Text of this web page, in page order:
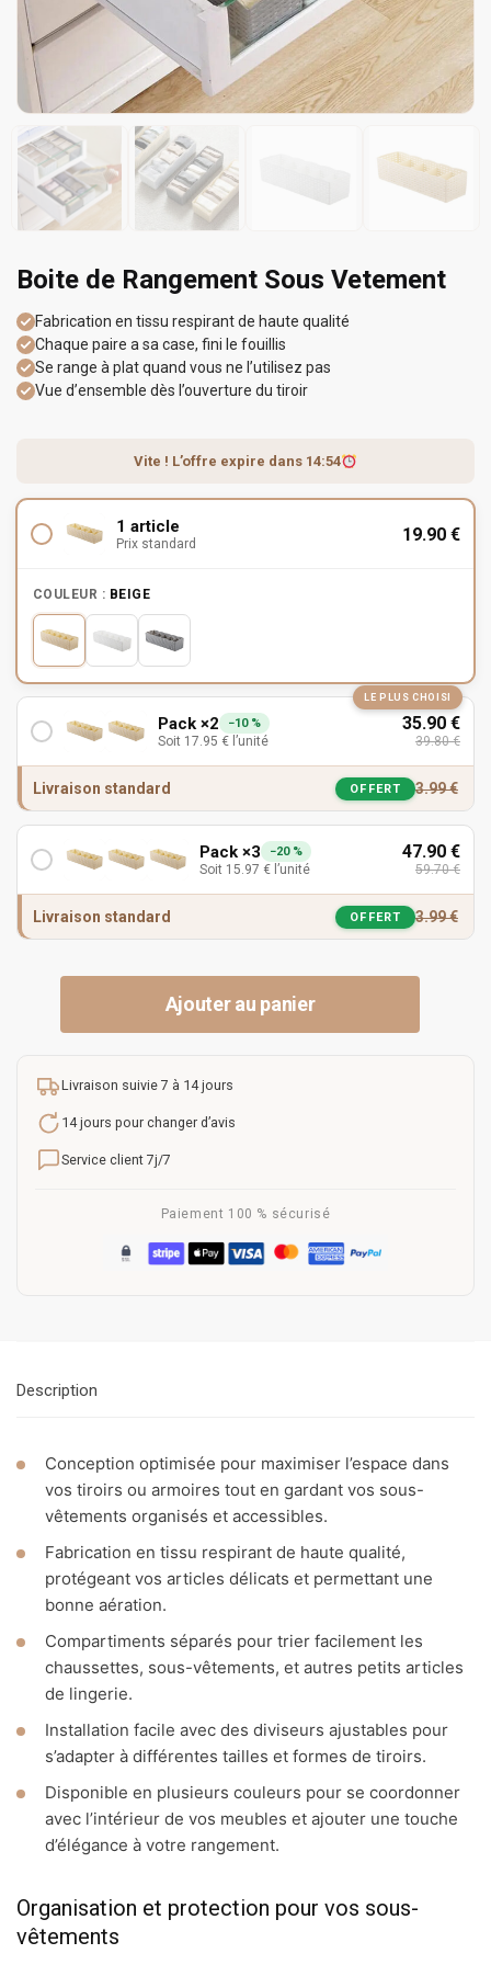
Boite de Rangement Sous Vetement
Fabrication en tissu respirant de haute qualité
Chaque paire a sa case, fini le fouillis
Se range à plat quand vous ne l’utilisez pas
Vue d’ensemble dès l’ouverture du tiroir
Vite ! L’offre expire dans 14:54
1 article
Prix standard 19.90 €
COULEUR : BEIGE
LE PLUS CHOISI
Pack ×2 −10 %
Soit 17.95 € l’unité
35.90 €
39.80€
Livraison standard OFFERT 3.99€
Pack ×3 −20 %
Soit 15.97 € l’unité
47.90 €
59.70€
Livraison standard OFFERT 3.99€
Ajouter au panier
Livraison suivie 7 à 14 jours
14 jours pour changer d’avis
Service client 7j/7
Paiement 100 % sécurisé
Description
Conception optimisée pour maximiser l’espace dans
vos tiroirs ou armoires tout en gardant vos sous-
vêtements organisés et accessibles.
Fabrication en tissu respirant de haute qualité,
protégeant vos articles délicats et permettant une
bonne aération.
Compartiments séparés pour trier facilement les
chaussettes, sous-vêtements, et autres petits articles
de lingerie.
Installation facile avec des diviseurs ajustables pour
s’adapter à différentes tailles et formes de tiroirs.
Disponible en plusieurs couleurs pour se coordonner
avec l’intérieur de vos meubles et ajouter une touche
d’élégance à votre rangement.
Organisation et protection pour vos sous-
vêtements